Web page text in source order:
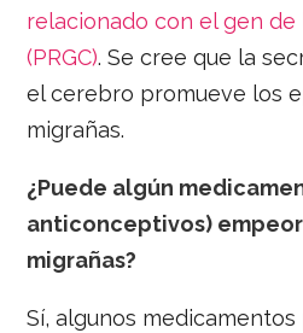
relacionado con el gen de
(PRGC). Se cree que la
el cerebro promueve los
migrañas.
¿Puede algún
anticonceptivos)
migrañas?
Sí, algunos